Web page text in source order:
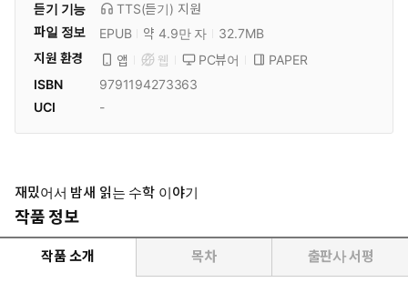
듣기 기능
TTS(듣기) 지원
파일 정보
EPUB 약 4.9만 자
32.7MB
지원 환경
앱 웹 PC뷰어
PAPER
ISBN
9791194273363
UCI
-
재밌어서 밤새 읽는 수학 이야기
작품 정보
작품 소개 목차 출판사 서평